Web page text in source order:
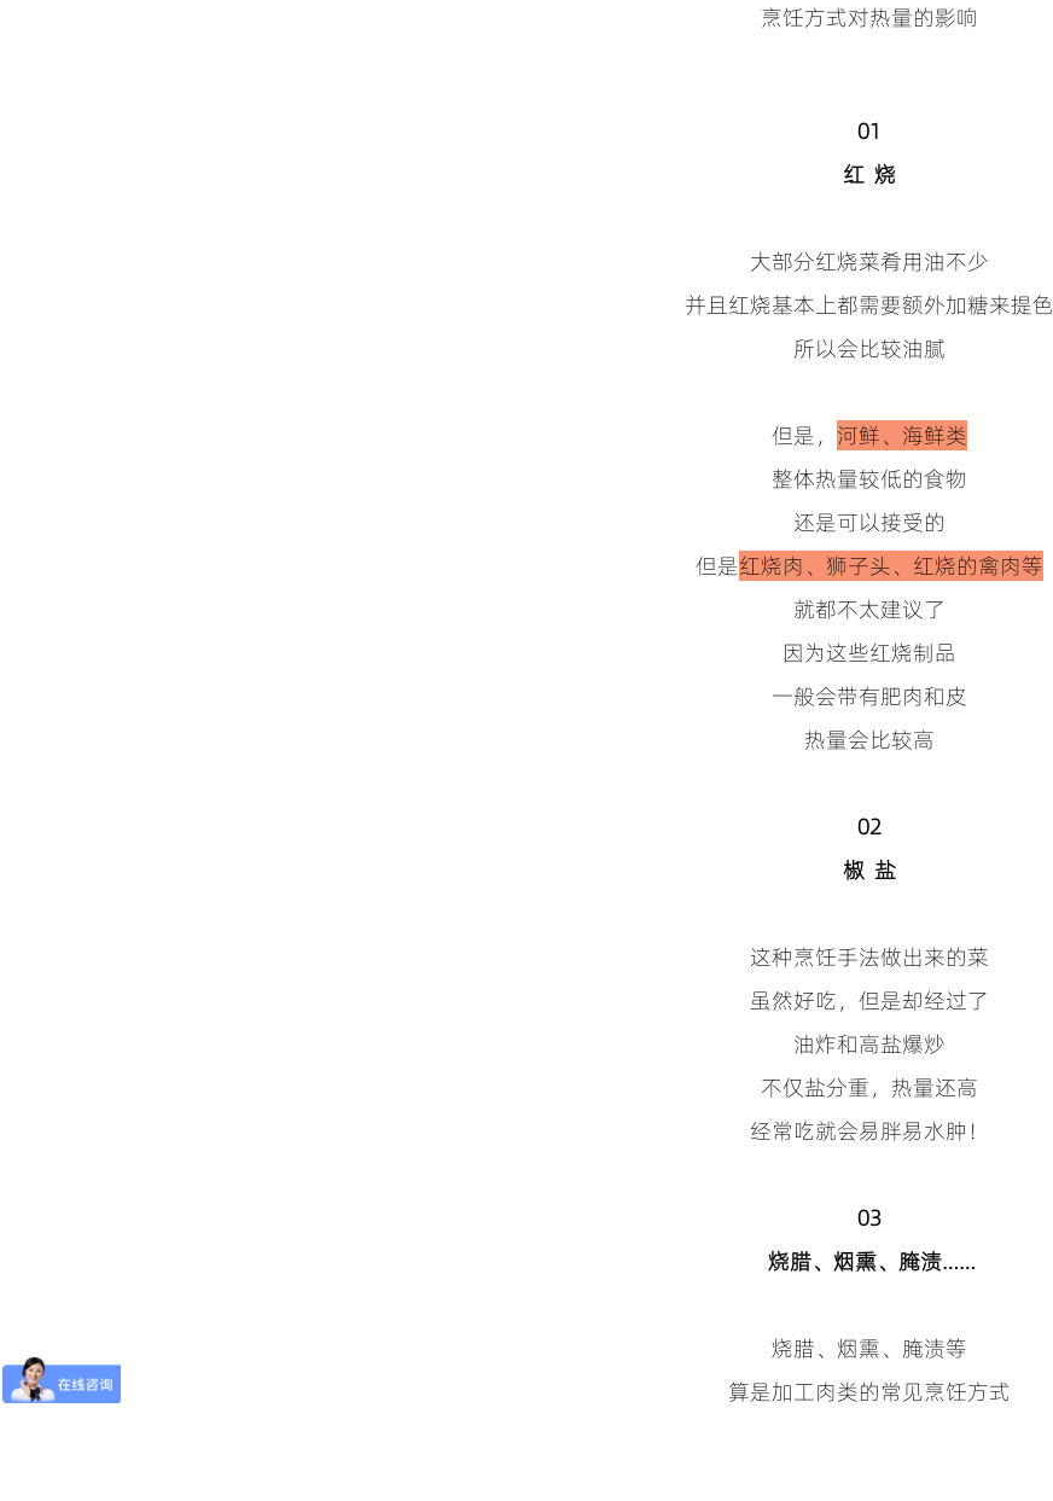
烹饪方式对热量的影响
01
红 烧
大部分红烧菜肴用油不少
并且红烧基本上都需要额外加糖来提色
所以会比较油腻
但是， 河鲜、海鲜类
整体热量较低的食物
还是可以接受的
但是红烧肉、狮子头、红烧的禽肉等
就都不太建议了
因为这些红烧制品
一般会带有肥肉和皮
热量会比较高
02
椒 盐
这种烹饪手法做出来的菜
虽然好吃，但是却经过了
油炸和高盐爆炒
不仅盐分重，热量还高
经常吃就会易胖易水肿！
03
烧腊、烟熏、腌渍……
烧腊、烟熏、腌渍等
算是加工肉类的常见烹饪方式